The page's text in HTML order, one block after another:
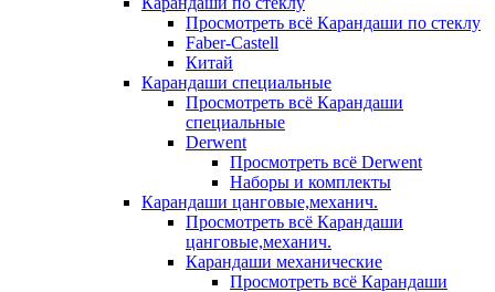
Просмотреть всё Карандаши по стеклу
Faber-Castell
Китай
Карандаши специальные
Просмотреть всё Карандаши
специальные
Derwent
Просмотреть всё Derwent
Наборы и комплекты
Карандаши цанговые,механич.
Просмотреть всё Карандаши
цанговые,механич.
Карандаши механические
Просмотреть всё Карандаши